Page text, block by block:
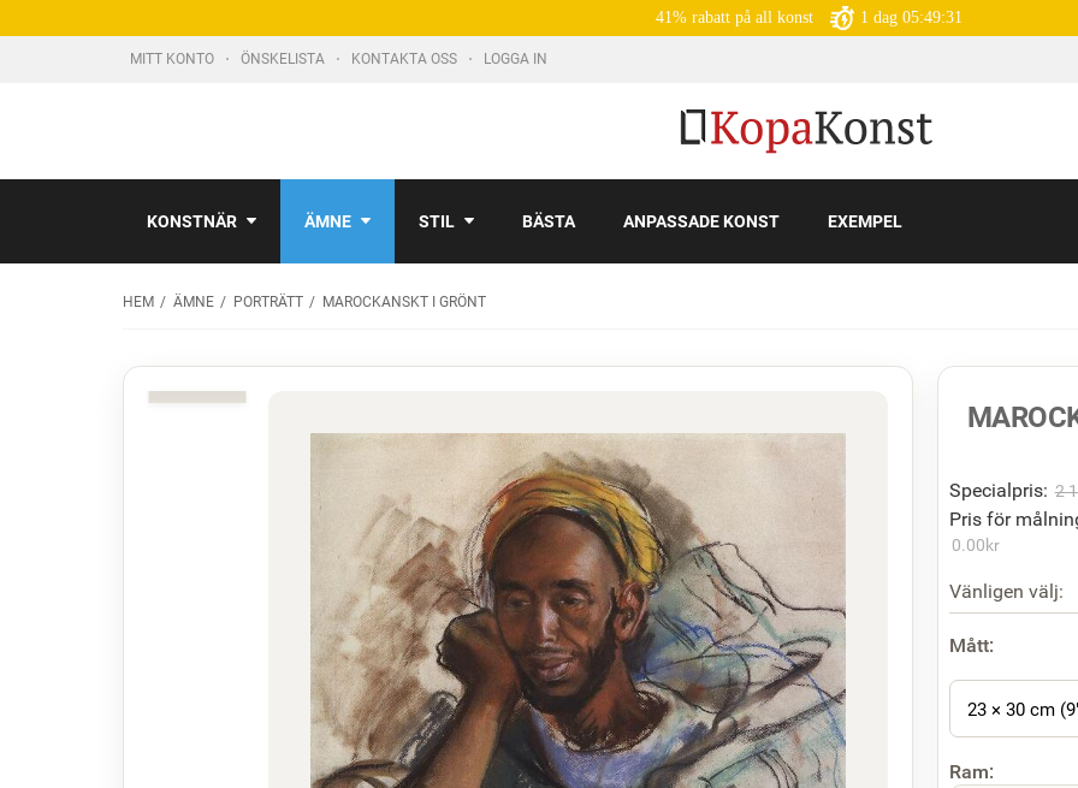
41% rabatt på all konst 1 dag 05:49:29
MITT KONTO ÖNSKELISTA KONTAKTA OSS LOGGA IN
KONSTNÄR ÄMNE STIL BÄSTA ANPASSADE KONST EXEMPEL
HEM ÄMNE PORTRÄTT MAROCKANSKT I GRÖNT
Specialpris: 2
Pris för
0.00kr
Vänligen välj:
Mått:
23 × 30 cm
Ram: